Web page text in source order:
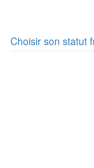
Choisir son statut